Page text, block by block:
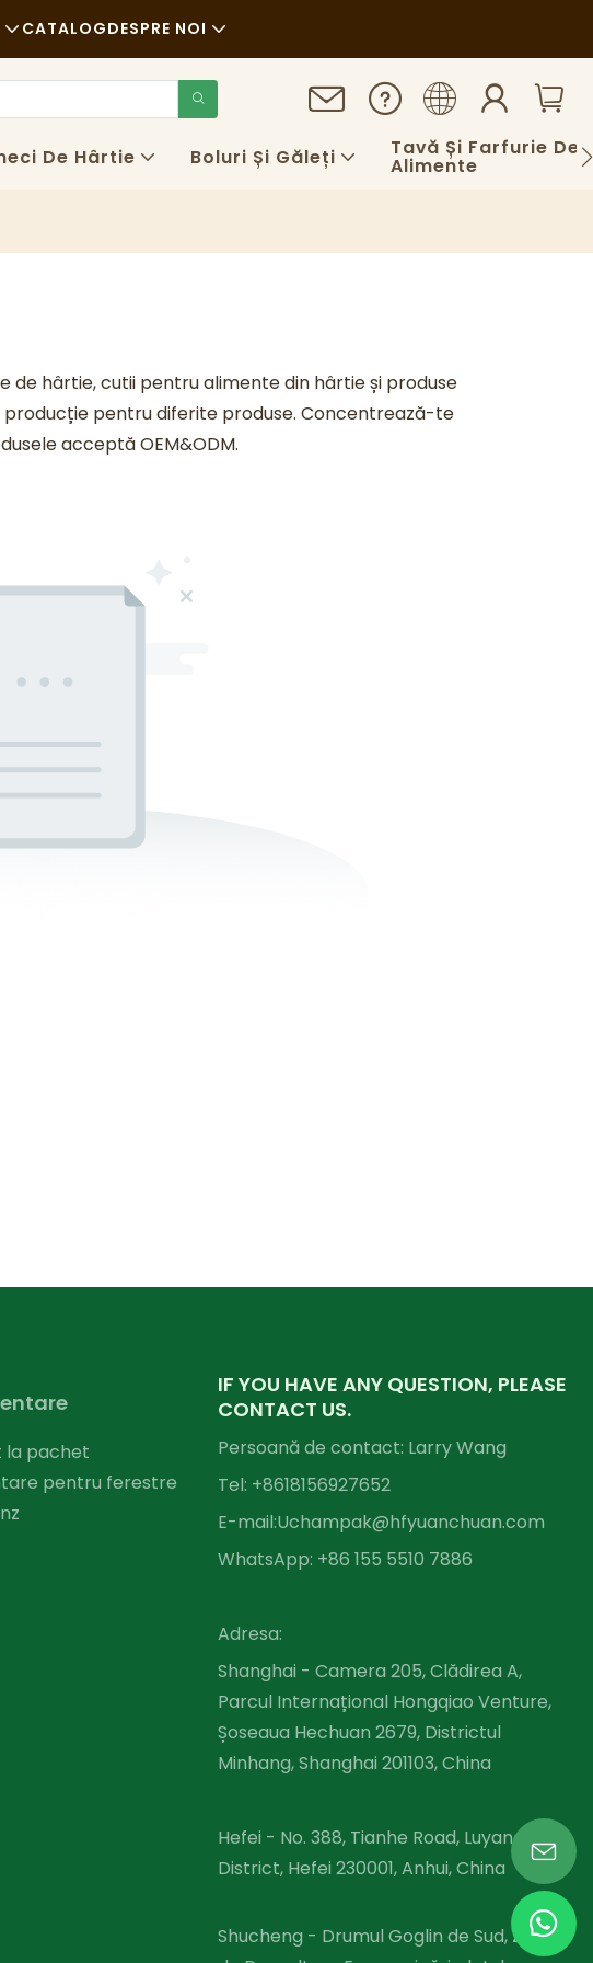
CATALOGDESPRE NOI
De Hârtie Boluri Și Găleți Tavă Și Farfurie De
Alimente
de hârtie, cutii pentru alimente din hârtie și produse
producție pentru diferite produse. Concentrează-te
acceptă OEM&ODM.
la pachet
pentru ferestre
IF YOU HAVE ANY QUESTION, PLEASE
CONTACT US.
Persoană de contact: Larry Wang
Tel: +8618156927652
E-mail:Uchampak@hfyuanchuan.com
WhatsApp: +86 155 5510 7886
Adresa:
Shanghai - Camera 205, Clădirea A,
Parcul Internațional Hongqiao Venture,
Șoseaua Hechuan 2679, Districtul
Minhang, Shanghai 201103, China
Hefei - No. 388, Tianhe Road, Luyang
District, Hefei 230001, Anhui, China
Shucheng - Drumul Goglin de Sud, Zona